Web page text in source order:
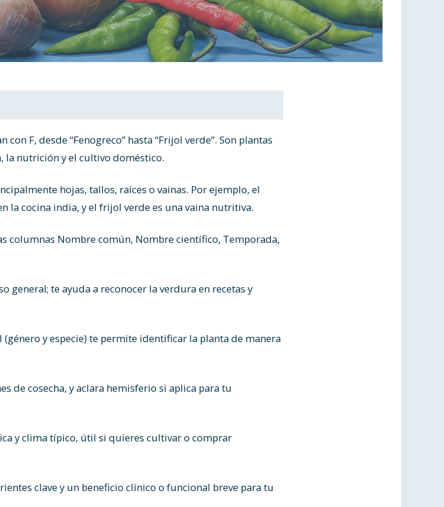
F, desde “Fenogreco” hasta “Frijol verde”. Son plantas
la nutrición y el cultivo doméstico.
hojas, tallos, raíces o vainas. Por ejemplo, el
la cocina india, y el frijol verde es una vaina nutritiva.
columnas Nombre común, Nombre científico, Temporada,
general; te ayuda a reconocer la verdura en recetas y
y especie) te permite identificar la planta de manera
de cosecha, y aclara hemisferio si aplica para tu
y clima típico, útil si quieres cultivar o comprar
clave y un beneficio clínico o funcional breve para tu